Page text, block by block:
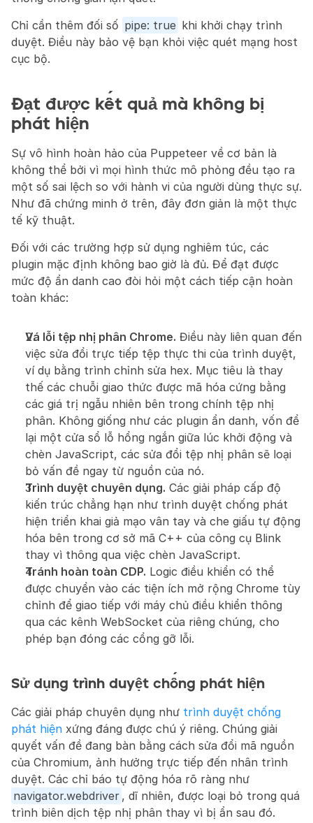
Chỉ cần thêm đối số pipe: true khi khởi chạy trình
duyệt. Điều này bảo vệ bạn khỏi việc quét mạng host
cục bộ.
Đạt được kết quả mà không bị
phát hiện
Sự vô hình hoàn hảo của Puppeteer về cơ bản là
không thể bởi vì mọi hình thức mô phỏng đều tạo ra
một số sai lệch so với hành vi của người dùng thực sự.
Như đã chứng minh ở trên, đây đơn giản là một thực
tế kỹ thuật.
Đối với các trường hợp sử dụng nghiêm túc, các
plugin mặc định không bao giờ là đủ. Để đạt được
mức độ ẩn danh cao đòi hỏi một cách tiếp cận hoàn
toàn khác:
Vá lỗi tệp nhị phân Chrome. Điều này liên quan đến
việc sửa đổi trực tiếp tệp thực thi của trình duyệt,
ví dụ bằng trình chỉnh sửa hex. Mục tiêu là thay
thế các chuỗi giao thức được mã hóa cứng bằng
các giá trị ngẫu nhiên bên trong chính tệp nhị
phân. Không giống như các plugin ẩn danh, vốn để
lại một cửa sổ lỗ hổng ngắn giữa lúc khởi động và
chèn JavaScript, các sửa đổi tệp nhị phân sẽ loại
bỏ vấn đề ngay từ nguồn của nó.
Trình duyệt chuyên dụng. Các giải pháp cấp độ
kiến trúc chẳng hạn như trình duyệt chống phát
hiện triển khai giả mạo vân tay và che giấu tự động
hóa bên trong cơ sở mã C++ của công cụ Blink
thay vì thông qua việc chèn JavaScript.
Tránh hoàn toàn CDP. Logic điều khiển có thể
được chuyển vào các tiện ích mở rộng Chrome tùy
chỉnh để giao tiếp với máy chủ điều khiển thông
qua các kênh WebSocket của riêng chúng, cho
phép bạn đóng các cổng gỡ lỗi.
Sử dụng trình duyệt chống phát hiện
Các giải pháp chuyên dụng như trình duyệt chống
phát hiện xứng đáng được chú ý riêng. Chúng giải
quyết vấn đề đang bàn bằng cách sửa đổi mã nguồn
của Chromium, ảnh hưởng trực tiếp đến nhân trình
navigator.webdriver , dĩ nhiên, được loại bỏ trong quá
trình biên dịch tệp nhị phân thay vì bị ẩn sau đó.